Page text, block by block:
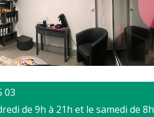
03
de 9h à 21h et le samedi de 8h